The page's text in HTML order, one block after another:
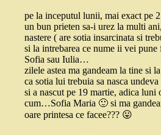
pe la inceputul lunii, mai exact pe
un bun prieten sa-i urez la multi
nastere ( are sotia insarcinata si
si la intrebarea ce nume ii vei
Sofia sau Iulia…
zilele astea ma gandeam la tine si
ca sotia lui trebuia sa nasca
si a nascut pe 19 martie, adica luni
cum…Sofia Maria 🙂 si ma
oare printesa ce facee??? 😛